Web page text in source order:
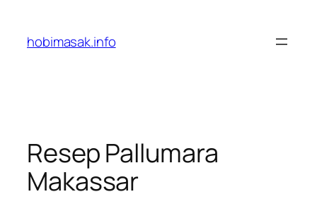
content
hobimasak.info
Resep Pallumara
Makassar